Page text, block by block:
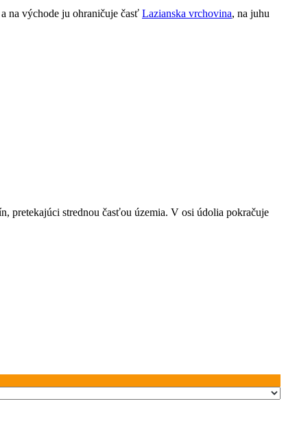
na východe ju ohraničuje časť Lazianska vrchovina, na juhu
pretekajúci strednou časťou územia. V osi údolia pokračuje